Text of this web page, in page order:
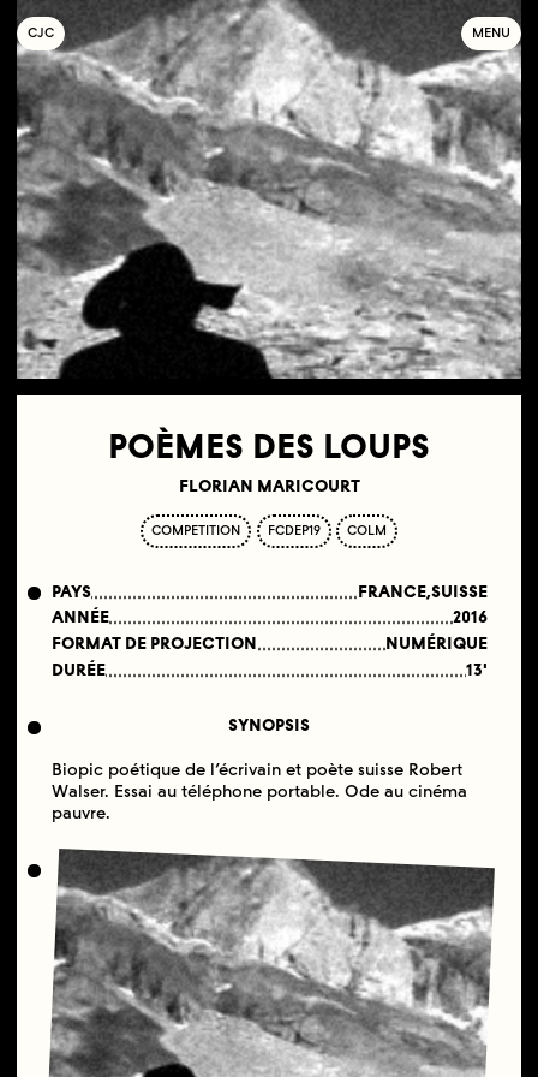
COLLECTIF
JEUNE
C INÉMA MENU
POÈMES DES LOUPS
FLORIAN MARICOURT
COMPETITION FCDEP19 COLM
PAYS
FRANCE,SUISSE
ANNÉE
2016
FORMAT DE PROJECTION
NUMÉRIQUE
DURÉE
13'
SYNOPSIS
Biopic poétique de l’écrivain et poète suisse Robert
Walser. Essai au téléphone portable. Ode au cinéma
pauvre.